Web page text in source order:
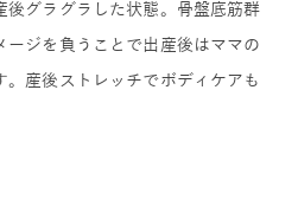
後グラグラした状態。骨盤底筋群
ジを負うことで出産後はママの
産後ストレッチでボディケアも